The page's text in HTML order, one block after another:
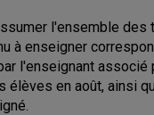
l'ensemble des
à enseigner
l'enseignant associé
en août, ainsi